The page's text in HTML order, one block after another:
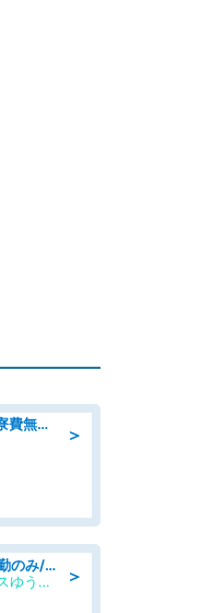
＞
組立・組付け/高収入/日払いOK/寮費無料/交替制/20・30・40代活躍中
＞
「介護事務」資格必須/正職員/日勤のみ/デイサービス
キャレオス 株式会社/デイサービスゆうゆう南本庄